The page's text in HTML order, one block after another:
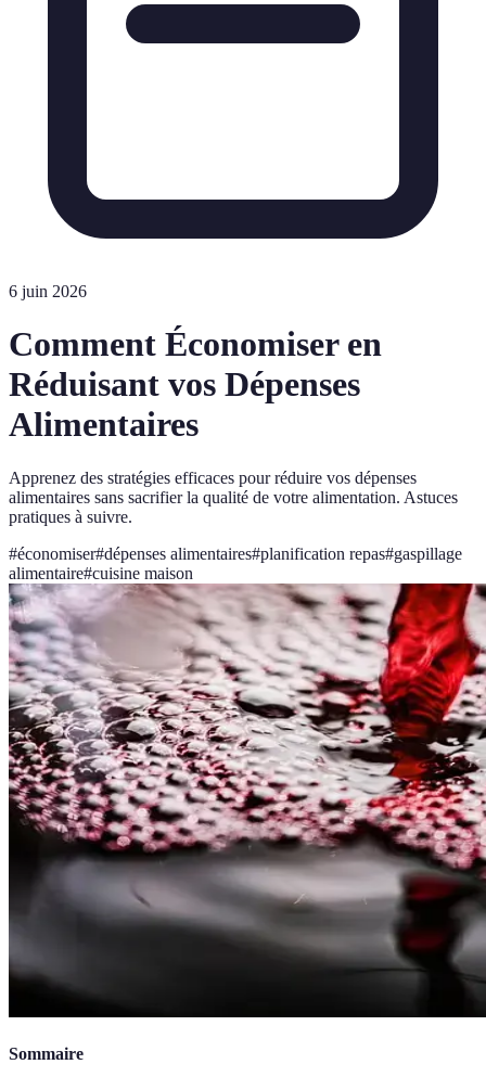
6 juin 2026
Comment Économiser en
Réduisant vos Dépenses
Alimentaires
Apprenez des stratégies efficaces pour réduire vos dépenses
alimentaires sans sacrifier la qualité de votre alimentation. Astuces
pratiques à suivre.
#économiser#dépenses alimentaires#planification repas#gaspillage
alimentaire#cuisine maison
Sommaire